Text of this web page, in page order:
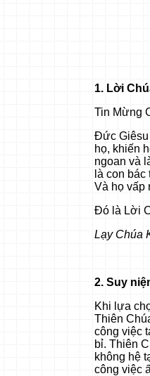
1. Lời
Tin Mừng
Đức Giêsu
họ, khiến
ngoan và
là con
Và họ vấp
Đó là Lời
Lạy Chúa
2. Suy
Khi lựa
Thiên
công việc
bỉ. Thiên
không hệ
công việc